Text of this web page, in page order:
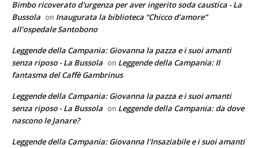
Bimbo ricoverato d'urgenza per aver ingerito soda caustica - La
Bussola on Inaugurata la biblioteca “Chicco d’amore”
all’ospedale Santobono
Leggende della Campania: Giovanna la pazza e i suoi amanti
senza riposo - La Bussola on Leggende della Campania: Il
fantasma del Caffè Gambrinus
Leggende della Campania: Giovanna la pazza e i suoi amanti
senza riposo - La Bussola on Leggende della Campania: da dove
nascono le Janare?
Leggende della Campania: Giovanna l'Insaziabile e i suoi amanti